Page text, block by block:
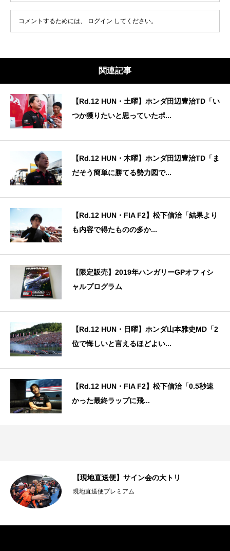
コメントするためには、 ログイン してください。
関連記事
【Rd.12 HUN・土曜】ホンダ田辺豊治TD「い
つか獲りたいと思っていたポ...
【Rd.12 HUN・木曜】ホンダ田辺豊治TD「ま
だそう簡単に勝てる勢力図で...
【Rd.12 HUN・FIA F2】松下信治「結果より
も内容で得たものの多か...
【限定販売】2019年ハンガリーGPオフィシ
ャルプログラム
【Rd.12 HUN・日曜】ホンダ山本雅史MD「2
位で悔しいと言えるほどよい...
【Rd.12 HUN・FIA F2】松下信治「0.5秒速
かった最終ラップに飛...
【現地直送便】サイン会の大トリ
現地直送便プレミアム